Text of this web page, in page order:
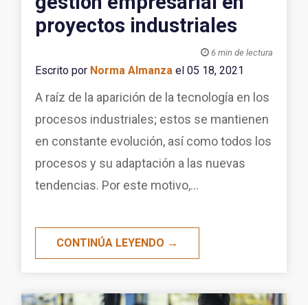
proyectos industriales
 6 min de lectura
Escrito por Norma Almanza el 05 18, 2021
A raíz de la aparición de la tecnología en los
procesos industriales; estos se mantienen
en constante evolución, así como todos los
procesos y su adaptación a las nuevas
tendencias. Por este motivo,...
CONTINÚA LEYENDO →